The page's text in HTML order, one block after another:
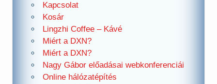
Kapcsolat
Kosár
Lingzhi Coffee – Kávé
Miért a DXN?
Miért a DXN?
Nagy Gábor előadásai webkonferenciái
Online hálózatépítés